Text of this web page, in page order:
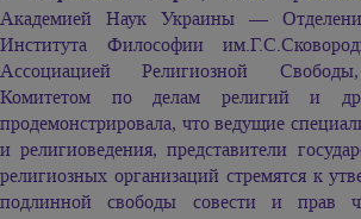
Академией Наук Украины —
Института Философии
Ассоциацией Религиозной
Комитетом по делам религий и
продемонстрировала, что ведущие
и религиоведения, представители
религиозных организаций стремятся к
подлинной свободы совести и прав